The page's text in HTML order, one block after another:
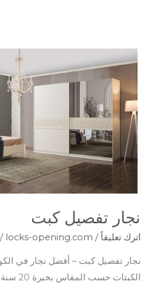
نجار تفصيل كبت
اترك تعليقاً /
/ locks-opening.com
نجار تفصيل كبت – أفضل نجار في
نجار